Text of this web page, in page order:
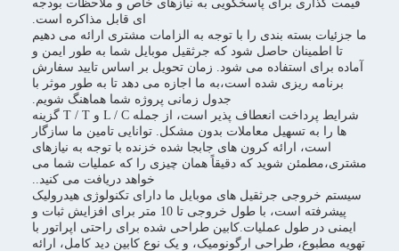
قیمت گذاری برای پاسخگویی به نیازهای خاص و ملاحظات بودجه
ای قابل مذاکره است.
ما جزئیات بسته بندی را با توجه به الزامات مشتری ارائه می دهیم
تا اطمینان حاصل شود که جرثقیل موبایل شما به طور ایمن و
آماده برای استفاده می شود. زمان تحویل بر اساس تایید سفارش
برنامه ریزی شده است،به ما اجازه می دهد تا به طور موثر با
جدول زمانی پروژه شما هماهنگ شویم.
شرایط پرداخت انعطاف پذیر است، از جمله L / C و T / T گزینه
ها را به تسهیل معاملات بدون مشکل. توانایی تامین ما سازگار
است، ارائه کرون های جابجا شده خزنده با توجه به نیازهای
مشتری،مطمئن شوید که دقیقاً همان چیزی را که عملیات شما می
خواهد دریافت می کنید..
سیستم خروجی جرثقیل های موبایل ما دارای تکنولوژی هیدرولیک
پیشرفته است، با طول خروجی تا 10 متر برای افزایش ثبات و
ایمنی در طول عملیات.کابین طراحی شده برای راحتی اپراتور با
تهویه مطبوع، طراحی ارگونومیک، و یک نوع کابین دید کامل، ارائه